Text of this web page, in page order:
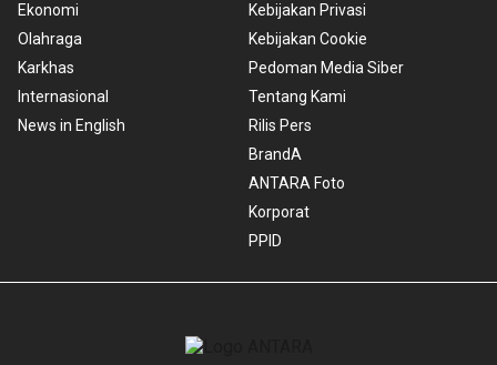
Ekonomi
Olahraga
Karkhas
Internasional
News in English
Kebijakan Privasi
Kebijakan Cookie
Pedoman Media Siber
Tentang Kami
Rilis Pers
BrandA
ANTARA Foto
Korporat
PPID